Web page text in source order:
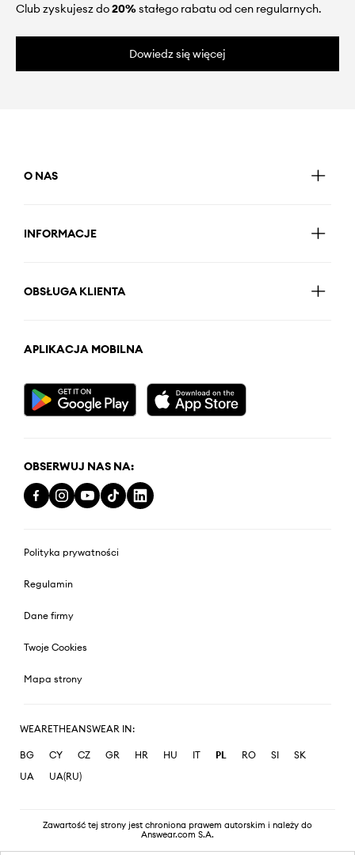
Club zyskujesz do20%stałego rabatu od cen regularnych.
Dowiedz się więcej
O NAS
INFORMACJE
OBSŁUGA KLIENTA
APLIKACJA MOBILNA
OBSERWUJ NAS NA:
Polityka prywatności
Regulamin
Dane firmy
Twoje Cookies
Mapa strony
WEARETHEANSWEAR IN:
BG CY CZ GR HR HU IT PL RO SI
SK
UA
UA(RU)
Zawartość tej strony jest chroniona prawem autorskim i należy do
Answear.com S.A.